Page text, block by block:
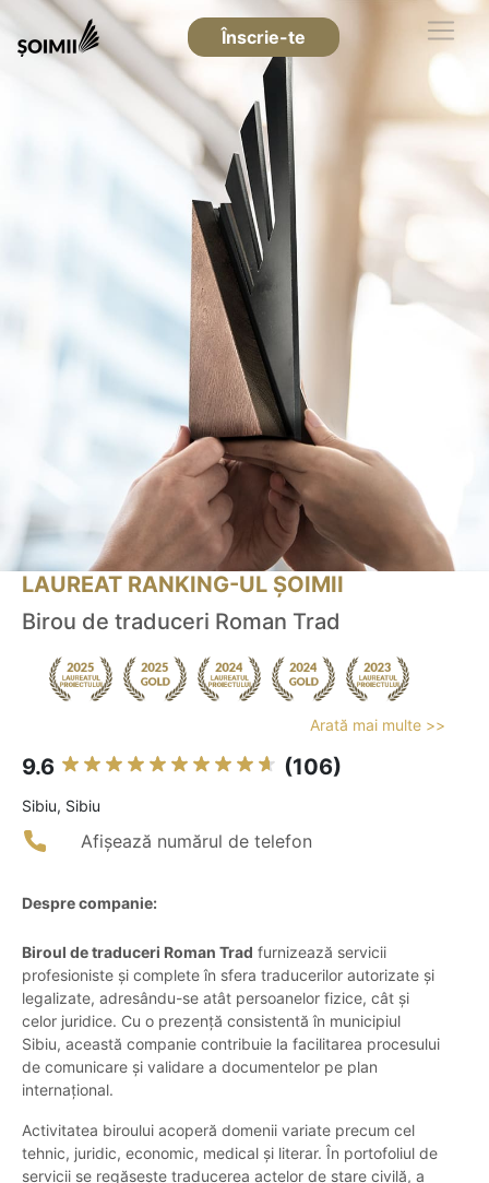
Înscrie-te
LAUREAT RANKING-UL ȘOIMII
Birou de traduceri Roman Trad
Arată mai multe >>
9.6 (106)
Sibiu, Sibiu
Afișează numărul de telefon
Despre companie:
Biroul de traduceri Roman Trad furnizează servicii
profesioniste și complete în sfera traducerilor autorizate și
legalizate, adresându-se atât persoanelor fizice, cât și
celor juridice. Cu o prezență consistentă în municipiul
Sibiu, această companie contribuie la facilitarea procesului
de comunicare și validare a documentelor pe plan
internațional.
Activitatea biroului acoperă domenii variate precum cel
tehnic, juridic, economic, medical și literar. În portofoliul de
servicii se regăsește traducerea actelor de stare civilă, a